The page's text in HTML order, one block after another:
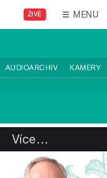
ŽIVĚ MENU
AUDIOARCHIV KAMERY
Více…